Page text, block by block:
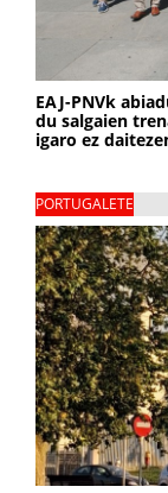
EAJ-PNVk
du salgaien
igaro ez
PORTUGALETE